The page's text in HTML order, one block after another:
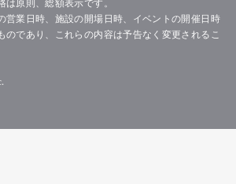
原則、総額表示です。
営業日時、施設の開場日時、イベントの開催日時
のであり、これらの内容は予告なく変更されるこ